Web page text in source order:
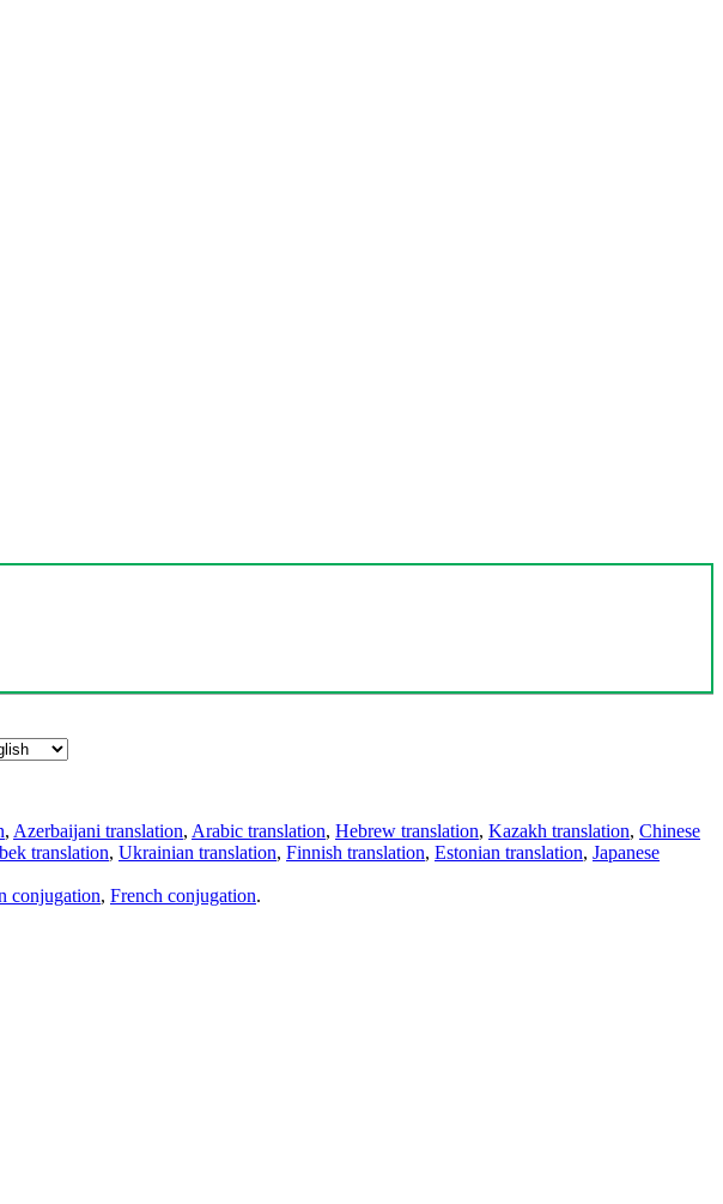
, Azerbaijani translation, Arabic translation, Hebrew translation, Kazakh translation, Chinese
translation, Ukrainian translation, Finnish translation, Estonian translation, Japanese
conjugation, French conjugation.